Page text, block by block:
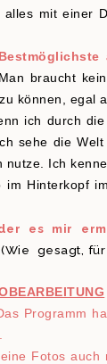
mit einer
braucht
können, egal
ich durch
sehe die
Ich
Hinterkopf
der es mir
(Wie gesagt,
Programm
Fotos auch